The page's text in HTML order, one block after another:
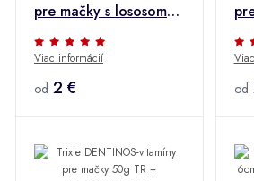
pre mačky s lososom
60g + Množstevná
zľava
Viac informácií
od 2 € od